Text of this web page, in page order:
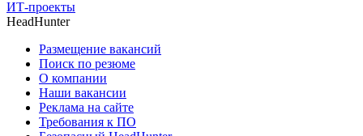
ИТ-проекты
HeadHunter
Размещение вакансий
Поиск по резюме
О компании
Наши вакансии
Реклама на сайте
Требования к ПО